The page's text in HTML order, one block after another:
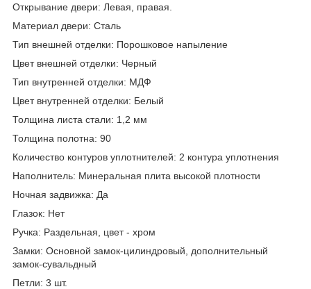
Открывание двери: Левая, правая.
Материал двери: Сталь
Тип внешней отделки: Порошковое напыление
Цвет внешней отделки: Черный
Тип внутренней отделки: МДФ
Цвет внутренней отделки: Белый
Толщина листа стали: 1,2 мм
Толщина полотна: 90
Количество контуров уплотнителей: 2 контура уплотнения
Наполнитель: Минеральная плита высокой плотности
Ночная задвижка: Да
Глазок: Нет
Ручка: Раздельная, цвет - хром
Замки: Основной замок-цилиндровый, дополнительный
замок-сувальдный
Петли: 3 шт.